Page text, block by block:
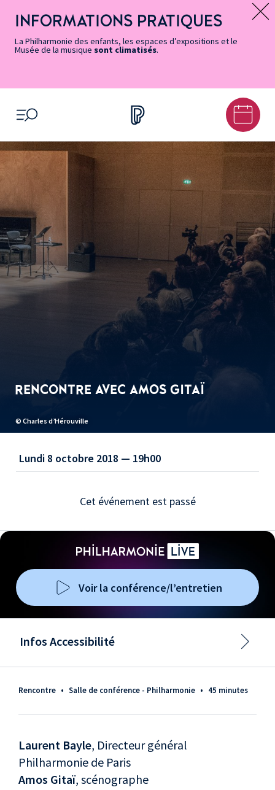
page
Accessibilité
accès
rapides
principal
contenu
principal
page
Message d’information
INFORMATIONS PRATIQUES
La Philharmonie des enfants, les espaces d’expositions et le
Musée de la musique sont climatisés.
OUVRIR LE MENU
© Charles d’Hérouville
RENCONTRE AVEC AMOS GITAÏ
Rencontre • Salle de conférence - Philharmonie • 45 minutes
Laurent Bayle, Directeur général
Philharmonie de Paris
Amos Gitaï, scénographe
Lundi 8 octobre 2018 — 19h00
Cet événement est passé
Voir la conférence/l’entretien
Infos Accessibilité